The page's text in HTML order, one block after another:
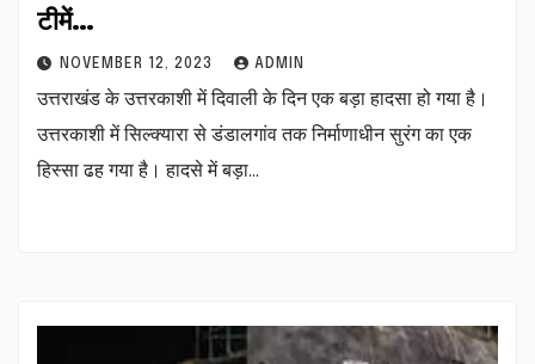
टीमें…
NOVEMBER 12, 2023 ADMIN
उत्तराखंड के उत्तरकाशी में दिवाली के दिन एक बड़ा हादसा हो गया है।
उत्तरकाशी में सिल्क्यारा से डंडालगांव तक निर्माणाधीन सुरंग का एक
हिस्सा ढह गया है। हादसे में बड़ा…